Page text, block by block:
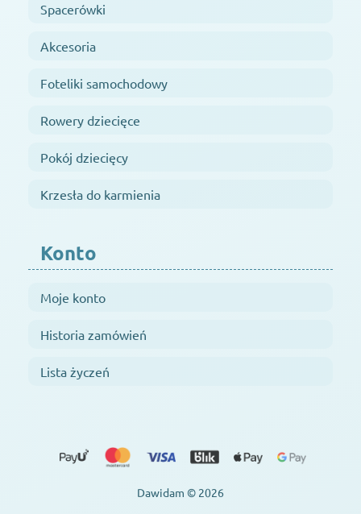
Spacerówki
Akcesoria
Foteliki samochodowy
Rowery dziecięce
Pokój dziecięcy
Krzesła do karmienia
Konto
Moje konto
Historia zamówień
Lista życzeń
Dawidam © 2026